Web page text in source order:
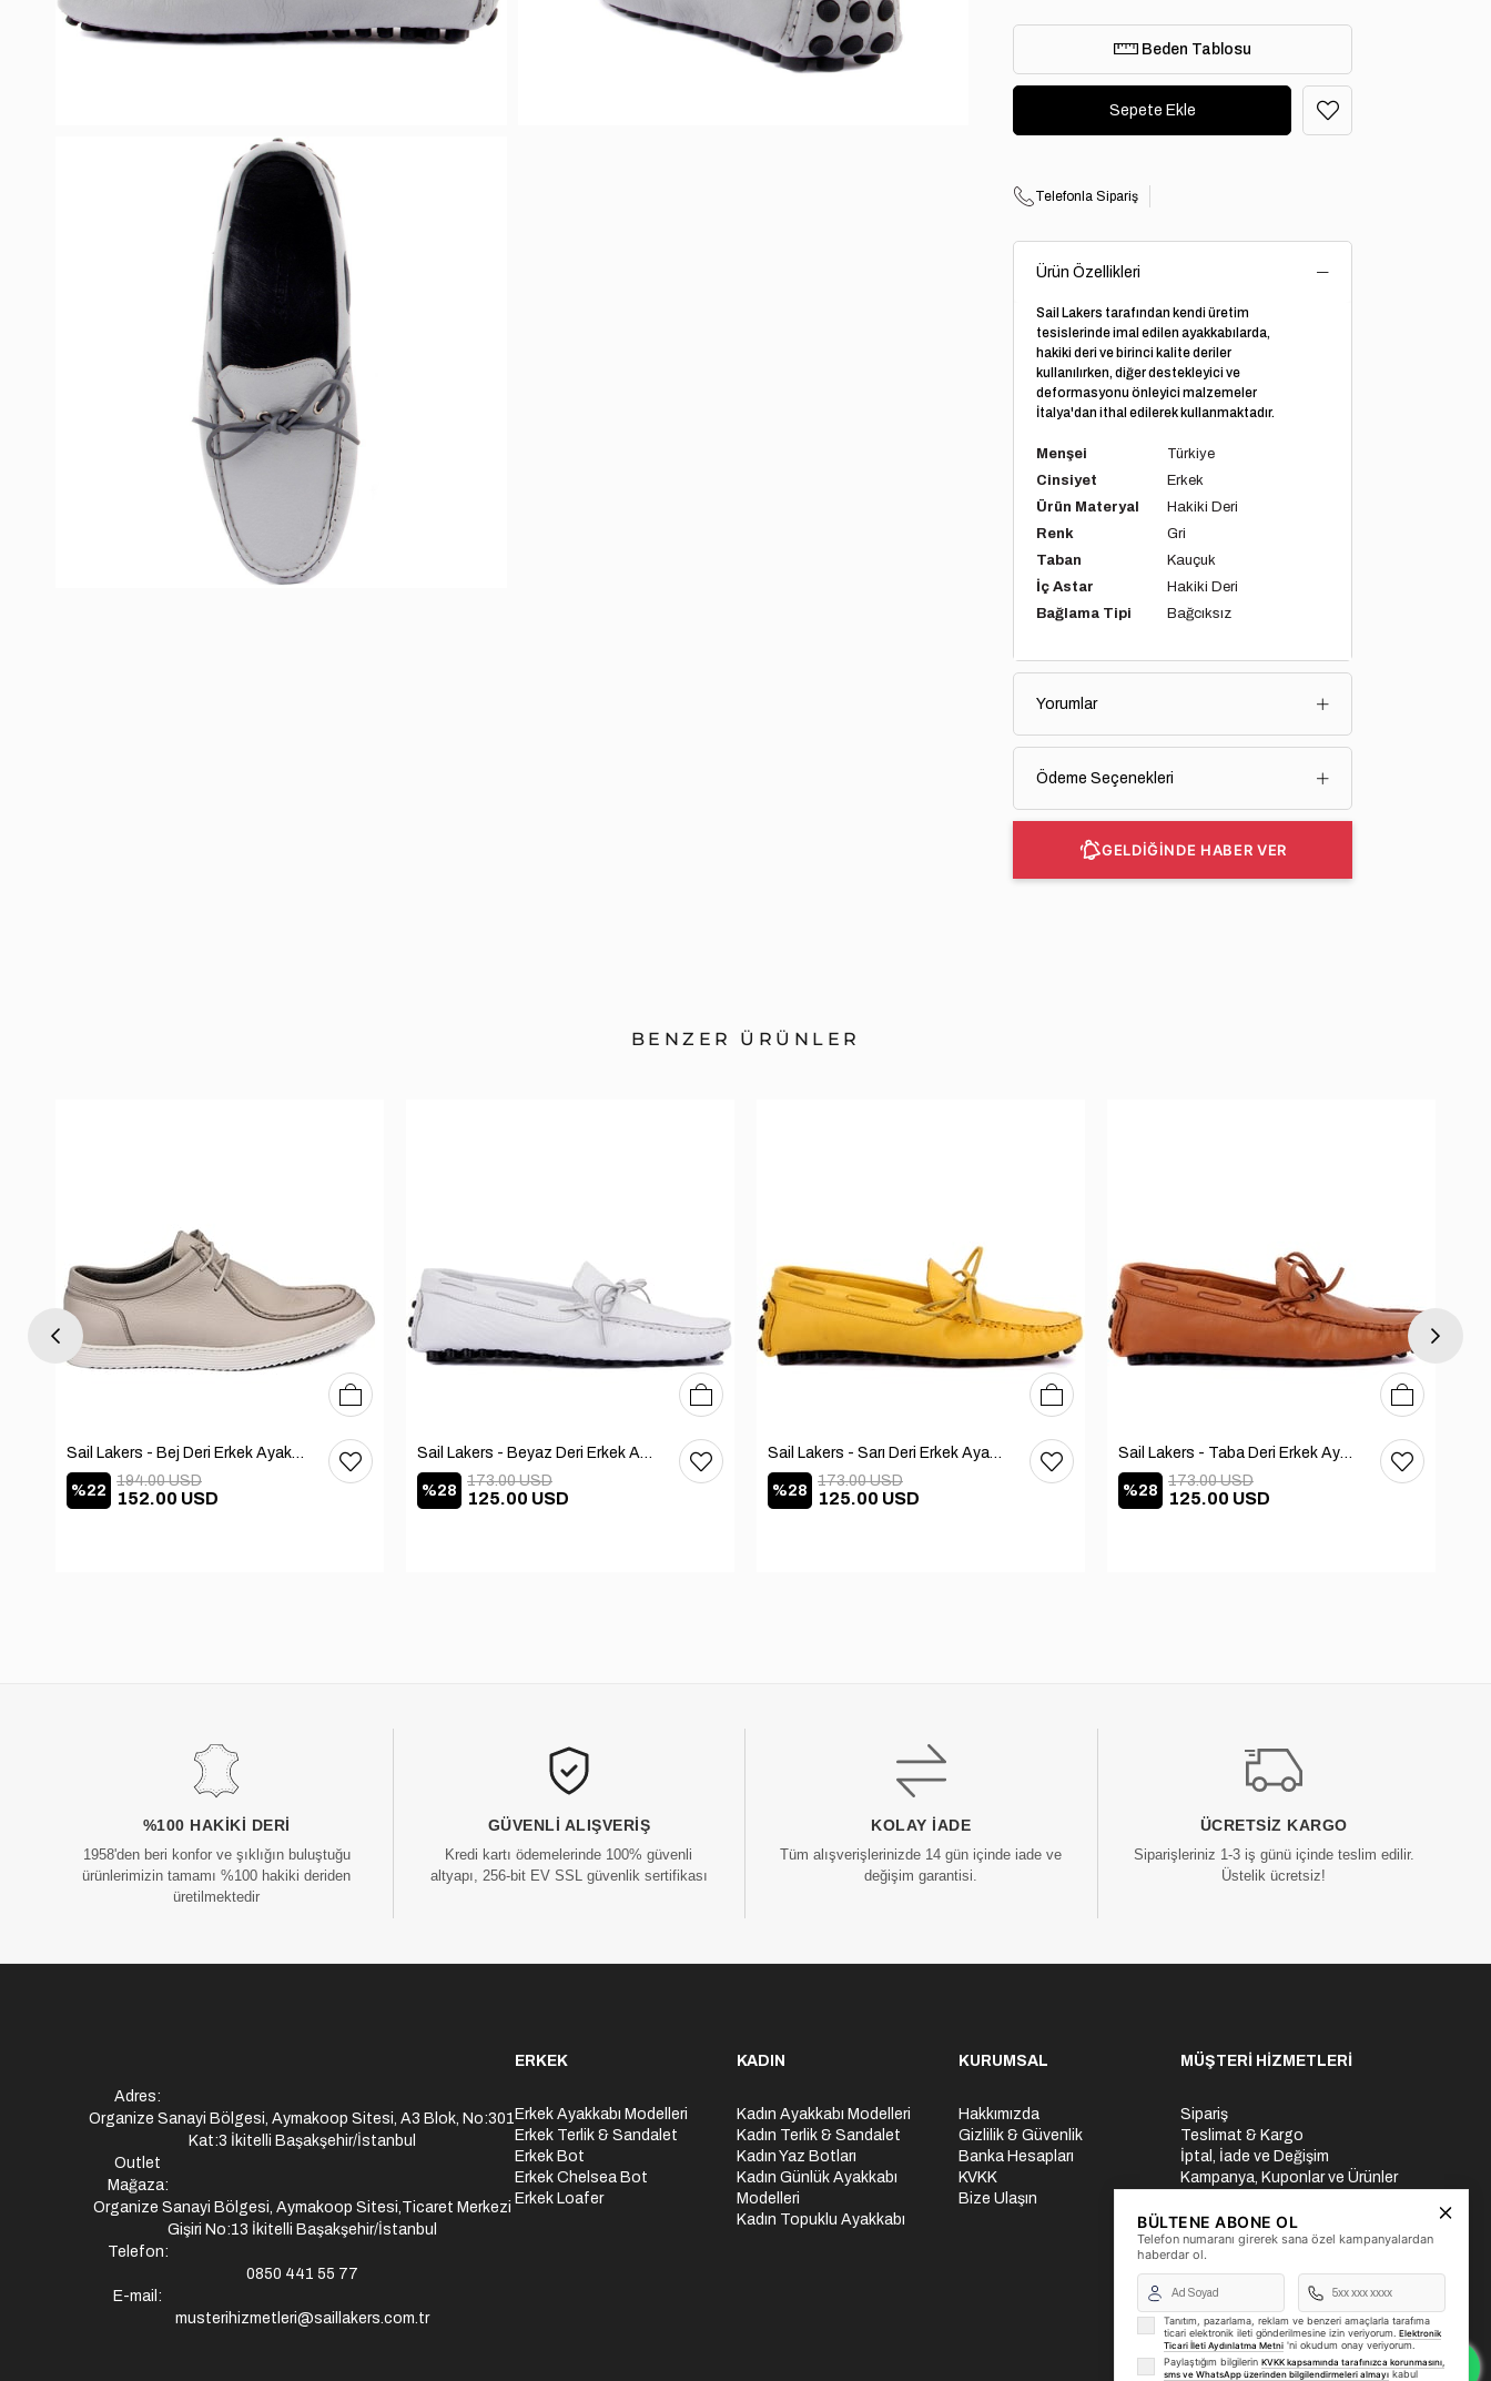
Beden Tablosu
Telefonla Sipariş
Ürün Özellikleri
Sail Lakers tarafından kendi üretim
tesislerinde imal edilen ayakkabılarda,
hakiki deri ve birinci kalite deriler
kullanılırken, diğer destekleyici ve
deformasyonu önleyici malzemeler
İtalya'dan ithal edilerek kullanmaktadır.
Menşei
Türkiye
Cinsiyet
Erkek
Ürün Materyal
Hakiki Deri
Renk
Gri
Taban
Kauçuk
İç Astar
Hakiki Deri
Bağlama Tipi
Bağcıksız
Yorumlar
Ödeme Seçenekleri
GELDİĞİNDE HABER VER
BENZER ÜRÜNLER
Sail Lakers - Bej Deri Erkek Ayakkabı 101-2669-HE84
%22 152.00 USD
194.00 USD
4142
Sail Lakers - Beyaz Deri Erkek Ayakkabı 101-3791-11169
%28 125.00 USD
173.00 USD
4041
Sail Lakers - Sarı Deri Erkek Ayakkabı 101-3791-11169
%28 125.00 USD
173.00 USD
4041
Sail Lakers - Taba Deri Erkek Ayakkabı 101-3791-11169
%28 125.00 USD
173.00 USD
4041
%100 HAKIKI DERI
1958'den beri konfor ve şıklığın buluştuğu
ürünlerimizin tamamı %100 hakiki deriden
üretilmektedir
GÜVENLI ALIŞVERIŞ
Kredi kartı ödemelerinde 100% güvenli
altyapı, 256-bit EV SSL güvenlik sertifikası
KOLAY İADE
Tüm alışverişlerinizde 14 gün içinde iade ve
değişim garantisi.
ÜCRETSIZ KARGO
Siparişleriniz 1-3 iş günü içinde teslim edilir.
Üstelik ücretsiz!
Adres:
Organize Sanayi Bölgesi, Aymakoop Sitesi, A3 Blok, No:301
Kat:3 İkitelli Başakşehir/İstanbul
Outlet
Mağaza:
Organize Sanayi Bölgesi, Aymakoop Sitesi,Ticaret Merkezi
Gişiri No:13 İkitelli Başakşehir/İstanbul
Telefon:
0850 441 55 77
E-mail:
musterihizmetleri@saillakers.com.tr
ERKEK
Erkek Ayakkabı Modelleri
Erkek Terlik & Sandalet
Erkek Bot
Erkek Chelsea Bot
Erkek Loafer
KADIN
Kadın Ayakkabı Modelleri
Kadın Terlik & Sandalet
Kadın Yaz Botları
Kadın Günlük Ayakkabı
Modelleri
Kadın Topuklu Ayakkabı
KURUMSAL
Hakkımızda
Gizlilik & Güvenlik
Banka Hesapları
KVKK
Bize Ulaşın
MÜŞTERİ HİZMETLERİ
Sipariş
Teslimat & Kargo
İptal, İade ve Değişim
Kampanya, Kuponlar ve Ürünler
Üyelik İşlemleri
Yurtdışı Gönderi
BÜLTENE ABONE OL
Telefon numaranı girerek sana özel kampanyalardan
haberdar ol.
Tanıtım, pazarlama, reklam ve benzeri amaçlarla tarafıma
ticari elektronik ileti gönderilmesine izin veriyorum. Elektronik
Ticari İleti Aydınlatma Metni 'ni okudum onay veriyorum.
Paylaştığım bilgilerin KVKK kapsamında tarafınızca korunmasını,
sms ve WhatsApp üzerinden bilgilendirmeleri almayı kabul